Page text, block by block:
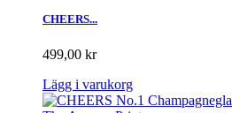
CHEERS...
499,00 kr
Lägg i varukorg